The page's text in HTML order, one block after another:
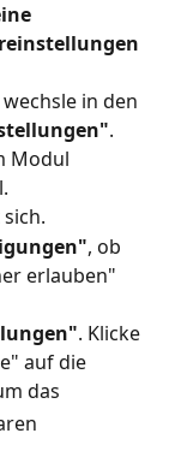
in den
.
Modul
, ob
erlauben"
. Klicke
auf die
das